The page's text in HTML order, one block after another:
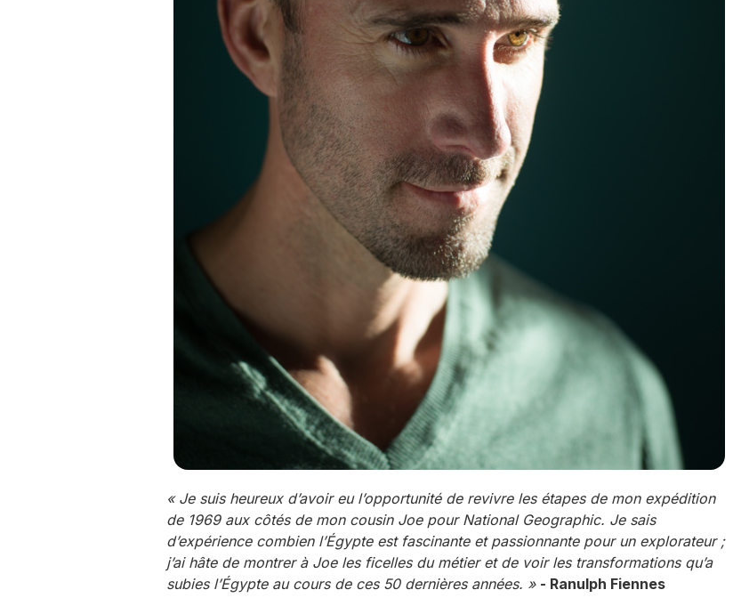
« Je suis heureux d’avoir eu l’opportunité de revivre les étapes de mon expédition
de 1969 aux côtés de mon cousin Joe pour National Geographic. Je sais
d’expérience combien l’Égypte est fascinante et passionnante pour un explorateur ;
j’ai hâte de montrer à Joe les ficelles du métier et de voir les transformations qu’a
subies l’Égypte au cours de ces 50 dernières années. » - Ranulph Fiennes